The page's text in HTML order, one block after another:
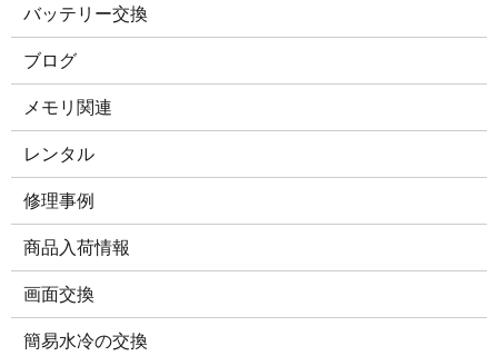
バッテリー交換
ブログ
メモリ関連
レンタル
修理事例
商品入荷情報
画面交換
簡易水冷の交換